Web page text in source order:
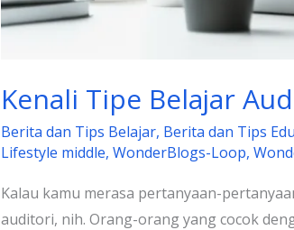
Kenali Tipe Belajar
Berita dan Tips Belajar, Berita dan Tips
Lifestyle middle, WonderBlogs-Loop,
Kalau kamu merasa pertanyaan-
auditori, nih. Orang-orang yang cocok